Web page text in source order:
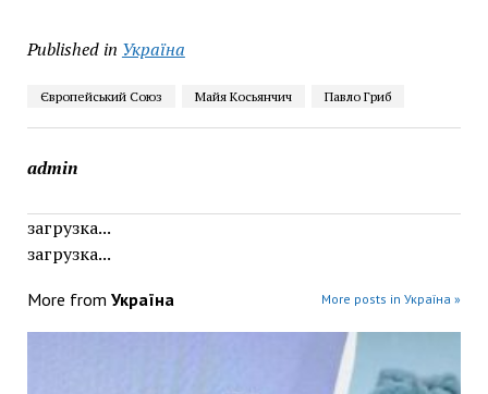
Published in Україна
Європейський Союз Майя Косьянчич Павло Гриб
admin
загрузка...
загрузка...
More from Україна More posts in Україна »